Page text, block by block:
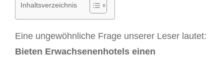
Inhaltsverzeichnis
Eine ungewöhnliche Frage unserer Leser lautet:
Bieten Erwachsenenhotels einen